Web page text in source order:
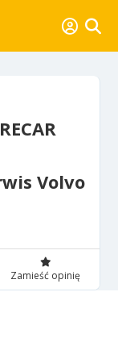
Volvo
Zamieść opinię